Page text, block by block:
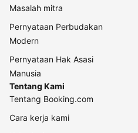
Masalah mitra
Pernyataan Perbudakan
Modern
Pernyataan Hak Asasi
Manusia
Tentang Kami
Tentang Booking.com
Cara kerja kami